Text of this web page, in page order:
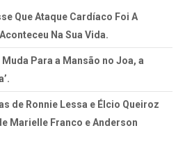
Que Ataque Cardíaco Foi A
Na Sua Vida.
Para a Mansão no Joa, a
de Ronnie Lessa e Élcio Queiroz
Marielle Franco e Anderson